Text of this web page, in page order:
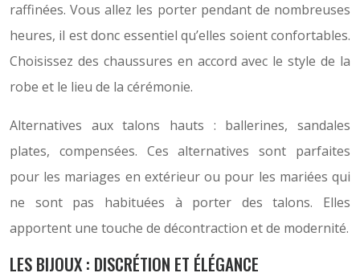
raffinées. Vous allez les porter pendant de nombreuses
heures, il est donc essentiel qu’elles soient confortables.
Choisissez des chaussures en accord avec le style de la
robe et le lieu de la cérémonie.
Alternatives aux talons hauts : ballerines, sandales
plates, compensées. Ces alternatives sont parfaites
pour les mariages en extérieur ou pour les mariées qui
ne sont pas habituées à porter des talons. Elles
apportent une touche de décontraction et de modernité.
LES BIJOUX : DISCRÉTION ET ÉLÉGANCE